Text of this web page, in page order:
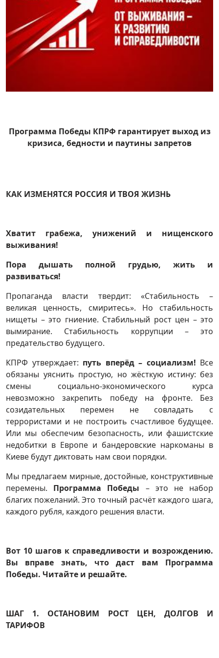
Программа Победы КПРФ гарантирует выход из
кризиса, бедности и паутины запретов
КАК ИЗМЕНЯТСЯ РОССИЯ И ТВОЯ ЖИЗНЬ
Хватит грабежа, унижений и нищенского
выживания!
Пора дышать полной грудью, жить и
развиваться!
Пропаганда власти твердит: «Стабильность –
великая ценность, смиритесь». Но стабильность
нищеты – это гниение. Стабильный рост цен – это
вымирание. Стабильность коррупции – это
предательство будущего.
КПРФ утверждает: путь вперёд – социализм! Все
обязаны уяснить простую, но жёсткую истину: без
смены социально-экономического курса
невозможно закрепить победу на фронте. Без
созидательных перемен не совладать с
террористами и не построить счастливое будущее.
Или мы обеспечим безопасность, или фашистские
недобитки в Европе и бандеровские наркоманы в
Киеве будут диктовать нам свои порядки.
Мы предлагаем мирные, достойные, конструктивные
перемены. Программа Победы – это не набор
благих пожеланий. Это точный расчёт каждого шага,
каждого рубля, каждого решения власти.
Вот 10 шагов к справедливости и возрождению.
Вы вправе знать, что даст вам Программа
Победы. Читайте и решайте.
ШАГ 1. ОСТАНОВИМ РОСТ ЦЕН, ДОЛГОВ И
ТАРИФОВ